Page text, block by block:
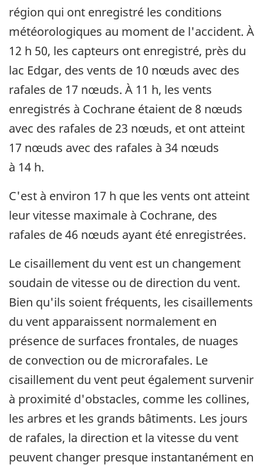
région qui ont enregistré les conditions
météorologiques au moment de l'accident. À
12 h 50, les capteurs ont enregistré, près du
lac Edgar, des vents de 10 nœuds avec des
rafales de 17 nœuds. À 11 h, les vents
enregistrés à Cochrane étaient de 8 nœuds
avec des rafales de 23 nœuds, et ont atteint
17 nœuds avec des rafales à 34 nœuds
à 14 h.
C'est à environ 17 h que les vents ont atteint
leur vitesse maximale à Cochrane, des
rafales de 46 nœuds ayant été enregistrées.
Le cisaillement du vent est un changement
soudain de vitesse ou de direction du vent.
Bien qu'ils soient fréquents, les cisaillements
du vent apparaissent normalement en
présence de surfaces frontales, de nuages
de convection ou de microrafales. Le
cisaillement du vent peut également survenir
à proximité d'obstacles, comme les collines,
les arbres et les grands bâtiments. Les jours
de rafales, la direction et la vitesse du vent
peuvent changer presque instantanément en